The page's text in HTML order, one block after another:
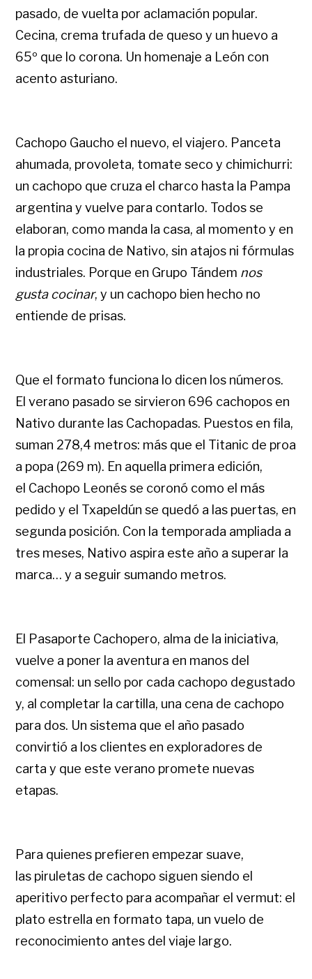
pasado, de vuelta por aclamación popular.
Cecina, crema trufada de queso y un huevo a
65º que lo corona. Un homenaje a León con
acento asturiano.
Cachopo Gaucho el nuevo, el viajero. Panceta
ahumada, provoleta, tomate seco y chimichurri:
un cachopo que cruza el charco hasta la Pampa
argentina y vuelve para contarlo. Todos se
elaboran, como manda la casa, al momento y en
la propia cocina de Nativo, sin atajos ni fórmulas
industriales. Porque en Grupo Tándem nos
gusta cocinar, y un cachopo bien hecho no
entiende de prisas.
Que el formato funciona lo dicen los números.
El verano pasado se sirvieron 696 cachopos en
Nativo durante las Cachopadas. Puestos en fila,
suman 278,4 metros: más que el Titanic de proa
a popa (269 m). En aquella primera edición,
el Cachopo Leonés se coronó como el más
pedido y el Txapeldún se quedó a las puertas, en
segunda posición. Con la temporada ampliada a
tres meses, Nativo aspira este año a superar la
marca… y a seguir sumando metros.
El Pasaporte Cachopero, alma de la iniciativa,
vuelve a poner la aventura en manos del
comensal: un sello por cada cachopo degustado
y, al completar la cartilla, una cena de cachopo
para dos. Un sistema que el año pasado
convirtió a los clientes en exploradores de
carta y que este verano promete nuevas
etapas.
Para quienes prefieren empezar suave,
las piruletas de cachopo siguen siendo el
aperitivo perfecto para acompañar el vermut: el
plato estrella en formato tapa, un vuelo de
reconocimiento antes del viaje largo.